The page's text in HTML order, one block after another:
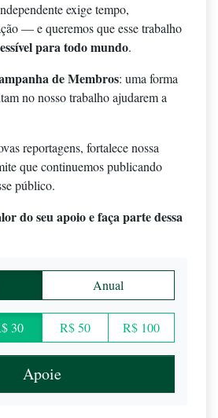
exige tempo,
— e queremos que esse trabalho
para todo mundo.
de Membros: uma forma
no nosso trabalho ajudarem a
reportagens, fortalece nossa
que continuemos publicando
público.
do seu apoio e faça parte dessa
Anual
30 R$ 50 R$ 100
Apoie